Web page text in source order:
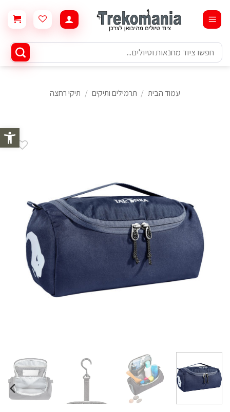
פתח
content
חיפוש
עבור:
עמוד הבית / תרמילים ותיקים / תיקי רחצה